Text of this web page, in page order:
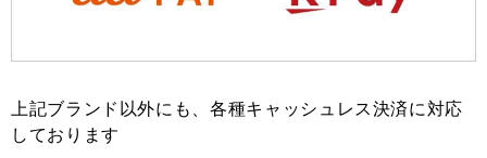
上記ブランド以外にも、各種キャッシュレス決済に対応
しております